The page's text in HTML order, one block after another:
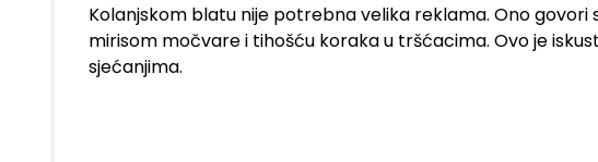
Kolanjskom blatu nije potrebna velika reklama. Ono govori
mirisom močvare i tihošću koraka u tršćacima. Ovo je
sjećanjima.